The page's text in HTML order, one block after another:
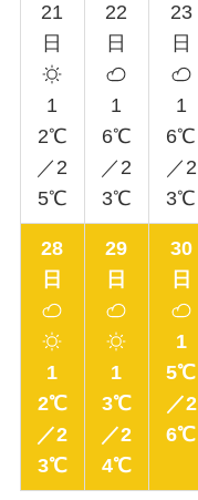
21
日
1
2℃
／2
5℃
22
日
1
6℃
／2
3℃
23
日
1
6℃
／2
3℃
28
日
1
2℃
／2
3℃
29
日
1
3℃
／2
4℃
30
日
1
5℃
／2
6℃